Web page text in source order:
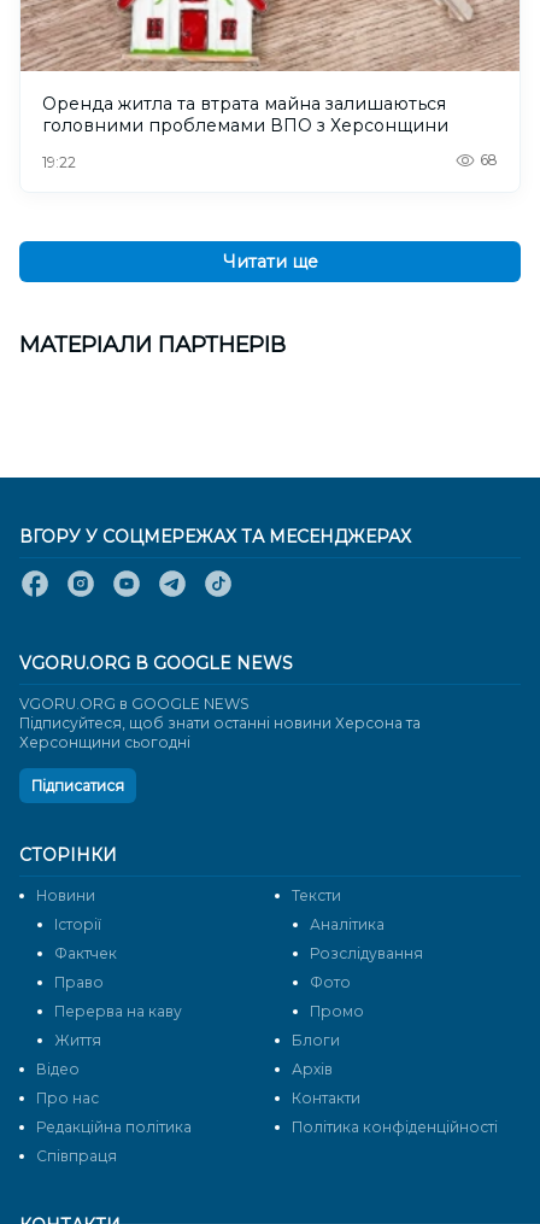
Оренда житла та втрата майна залишаються
головними проблемами ВПО з Херсонщини
19:22 68
Читати ще
МАТЕРІАЛИ ПАРТНЕРІВ
СТОРІНКИ
Новини
Тексти
Історії
Аналітика
Фактчек
Розслідування
Право
Фото
Перерва на каву
Промо
Життя
Блоги
Відео
Архів
Про нас
Контакти
Редакційна політика
Політика конфіденційності
Cпівпраця
ВГОРУ У СОЦМЕРЕЖАХ ТА МЕСЕНДЖЕРАХ
VGORU.ORG В GOOGLE NEWS
VGORU.ORG в GOOGLE NEWS
Підписуйтеся, щоб знати останні новини Херсона та
Херсонщини сьогодні
Підписатися